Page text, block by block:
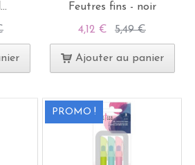
Feutres fins - noir
4,12 € 5,49 €
Ajouter au panier
PROMO !